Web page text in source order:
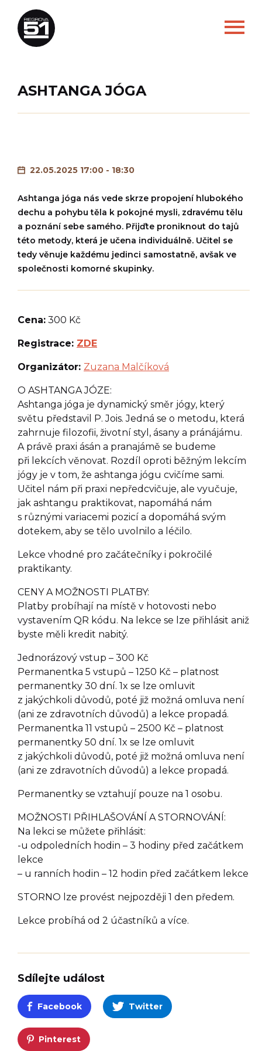
ASHTANGA JÓGA
22.05.2025 17:00 - 18:30
Ashtanga jóga nás vede skrze propojení hlubokého
dechu a pohybu těla k pokojné mysli, zdravému tělu
a poznání sebe samého. Přijďte proniknout do tajů
této metody, která je učena individuálně. Učitel se
tedy věnuje každému jedinci samostatně, avšak ve
společnosti komorné skupinky.
Cena: 300 Kč
Registrace: ZDE
Organizátor: Zuzana Malčíková
O ASHTANGA JÓZE:
Ashtanga jóga je dynamický směr jógy, který
světu představil P. Jois. Jedná se o metodu, která
zahrnuje filozofii, životní styl, ásany a pránájámu.
A právě praxi ásán a pranajámě se budeme
při lekcích věnovat. Rozdíl oproti běžným lekcím
jógy je v tom, že ashtanga jógu cvičíme sami.
Učitel nám při praxi nepředcvičuje, ale vyučuje,
jak ashtangu praktikovat, napomáhá nám
s různými variacemi pozicí a dopomáhá svým
dotekem, aby se tělo uvolnilo a léčilo.
Lekce vhodné pro začátečníky i pokročilé
praktikanty.
CENY A MOŽNOSTI PLATBY:
Platby probíhají na místě v hotovosti nebo
vystavením QR kódu. Na lekce se lze přihlásit aniž
byste měli kredit nabitý.
Jednorázový vstup – 300 Kč
Permanentka 5 vstupů – 1250 Kč – platnost
permanentky 30 dní. 1x se lze omluvit
z jakýchkoli důvodů, poté již možná omluva není
(ani ze zdravotních důvodů) a lekce propadá.
Permanentka 11 vstupů – 2500 Kč – platnost
permanentky 50 dní. 1x se lze omluvit
z jakýchkoli důvodů, poté již možná omluva není
(ani ze zdravotních důvodů) a lekce propadá.
Permanentky se vztahují pouze na 1 osobu.
MOŽNOSTI PŘIHLAŠOVÁNÍ A STORNOVÁNÍ:
Na lekci se můžete přihlásit:
-u odpoledních hodin – 3 hodiny před začátkem
lekce
– u ranních hodin – 12 hodin před začátkem lekce
STORNO lze provést nejpozději 1 den předem.
Lekce probíhá od 2 účastníků a více.
Sdílejte událost
Facebook Twitter
Pinterest